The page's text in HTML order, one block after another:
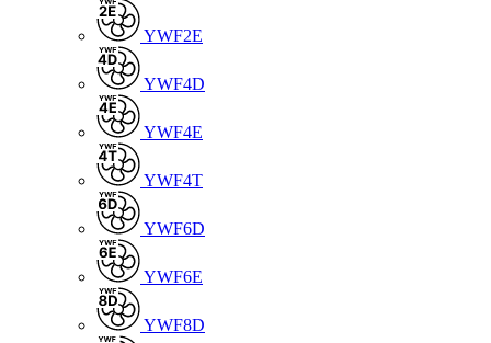
YWF2E
YWF4D
YWF4E
YWF4T
YWF6D
YWF6E
YWF8D